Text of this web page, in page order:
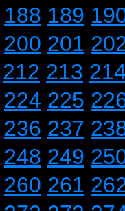
188 189
200 201
212 213
224 225
236 237
248 249
260 261